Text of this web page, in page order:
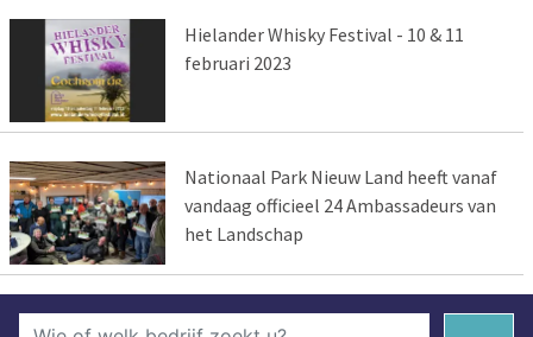
Hielander Whisky Festival - 10 & 11
februari 2023
Nationaal Park Nieuw Land heeft vanaf
vandaag officieel 24 Ambassadeurs van
het Landschap